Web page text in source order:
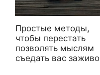
Простые методы,
чтобы перестать
позволять мыслям
съедать вас заживо